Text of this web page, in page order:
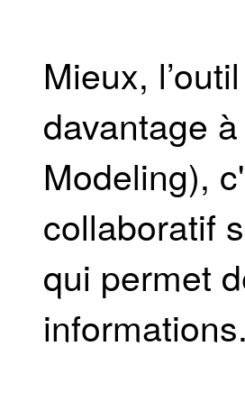
Mieux,
davantage
Modeling),
collaboratif
qui permet
informations.